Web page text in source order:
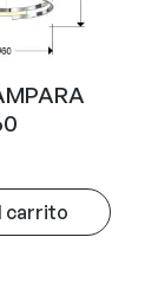
carrito